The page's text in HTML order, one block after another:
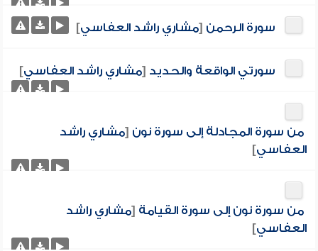
سورة الرحمن [مشاري راشد العفاسي]
سورتي الواقعة والحديد [مشاري راشد العفاسي]
من سورة المجادلة إلى سورة نون [مشاري راشد
العفاسي]
من سورة نون إلى سورة القيامة [مشاري راشد
العفاسي]